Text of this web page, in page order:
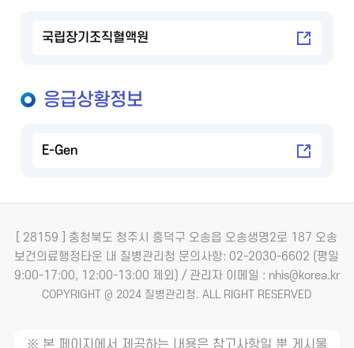
국립장기조직혈액원
응급상황정보
E-Gen
[ 28159 ] 충청북도 청주시 흥덕구 오송읍 오송생명2로 187 오송
보건의료행정타운 내 질병관리청 문의사항: 02-2030-6602 (평일
9:00-17:00, 12:00-13:00 제외) / 관리자 이메일 : nhis@korea.kr
COPYRIGHT @ 2024 질병관리청. ALL RIGHT RESERVED
※ 본 페이지에서 제공하는 내용은 참고사항일 뿐 게시물